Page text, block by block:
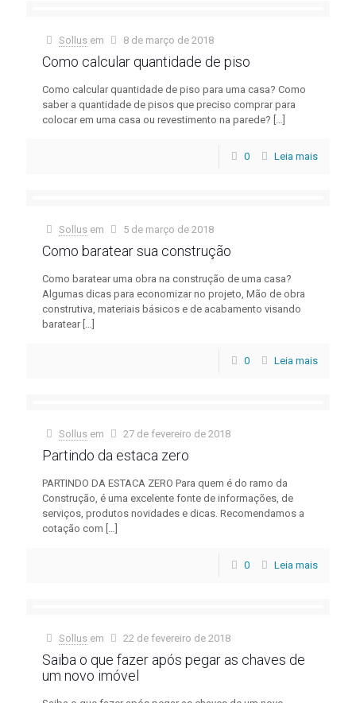
Sollus em 8 de março de 2018
Como calcular quantidade de piso
Como calcular quantidade de piso para uma casa? Como
saber a quantidade de pisos que preciso comprar para
colocar em uma casa ou revestimento na parede? […]
0 Leia mais
Sollus em 5 de março de 2018
Como baratear sua construção
Como baratear uma obra na construção de uma casa?
Algumas dicas para economizar no projeto, Mão de obra
construtiva, materiais básicos e de acabamento visando
baratear[…]
0 Leia mais
Sollus em 27 de fevereiro de 2018
Partindo da estaca zero
PARTINDO DA ESTACA ZERO Para quem é do ramo da
Construção, é uma excelente fonte de informações, de
serviços, produtos novidades e dicas. Recomendamos a
cotação com […]
0 Leia mais
Sollus em 22 de fevereiro de 2018
Saiba o que fazer após pegar as chaves de
um novo imóvel